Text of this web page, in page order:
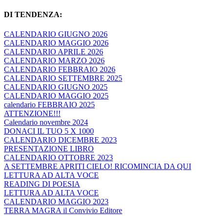
DI TENDENZA:
CALENDARIO GIUGNO 2026
CALENDARIO MAGGIO 2026
CALENDARIO APRILE 2026
CALENDARIO MARZO 2026
CALENDARIO FEBBRAIO 2026
CALENDARIO SETTEMBRE 2025
CALENDARIO GIUGNO 2025
CALENDARIO MAGGIO 2025
calendario FEBBRAIO 2025
ATTENZIONE!!!
Calendario novembre 2024
DONACI IL TUO 5 X 1000
CALENDARIO DICEMBRE 2023
PRESENTAZIONE LIBRO
CALENDARIO OTTOBRE 2023
A SETTEMBRE APRITI CIELO! RICOMINCIA DA QUI
LETTURA AD ALTA VOCE
READING DI POESIA
LETTURA AD ALTA VOCE
CALENDARIO MAGGIO 2023
TERRA MAGRA il Convivio Editore